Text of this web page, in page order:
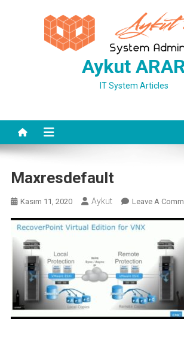
Aykut
IT System Articles
Maxresdefault
Kasım 11, 2020 Aykut Leave A